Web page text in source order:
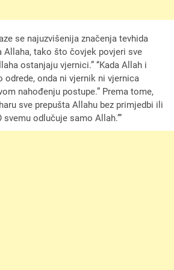
se najuzvišenija značenja tevhida
Allaha, tako što čovjek povjeri sve
ostanjaju vjernici.” ‘‘Kada Allah i
odrede, onda ni vjernik ni vjernica
nahođenju postupe.” Prema tome,
sve prepušta Allahu bez primjedbi ili
svemu odlučuje samo Allah.’”